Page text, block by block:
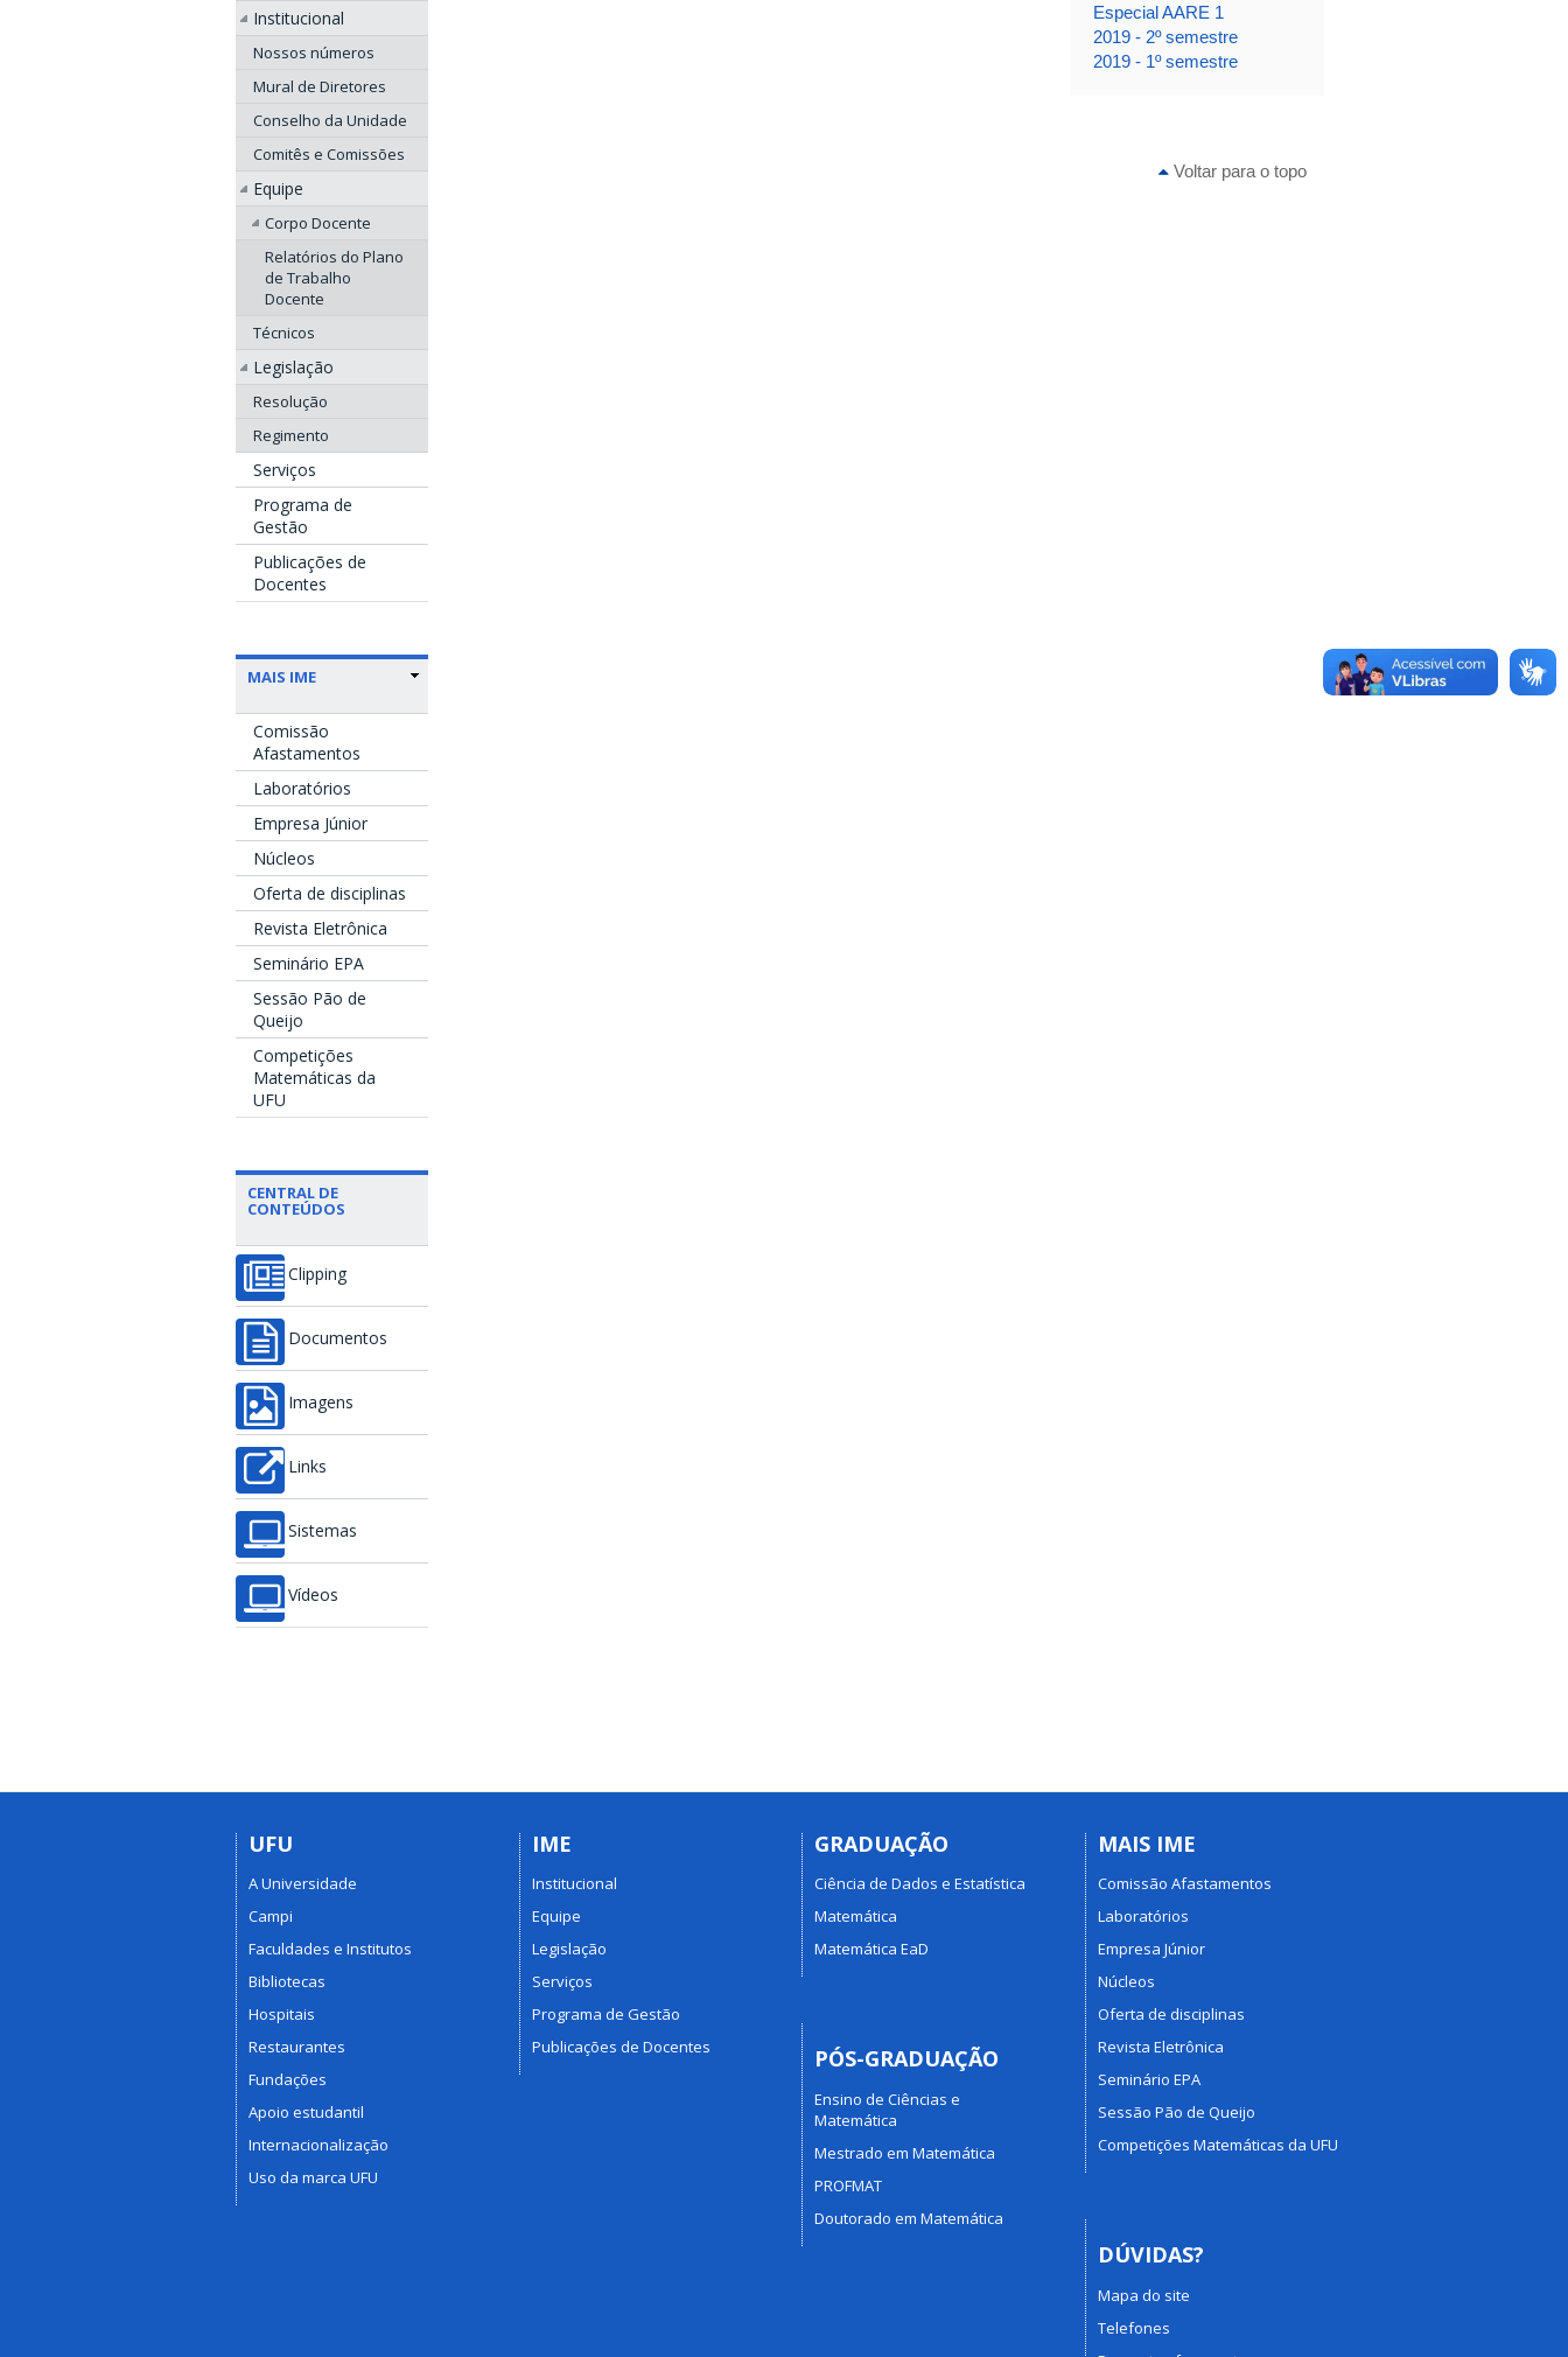
Institucional
Nossos números
Mural de Diretores
Conselho da Unidade
Comitês e Comissões
Equipe
Corpo Docente
Relatórios do Plano
de Trabalho
Docente
Técnicos
Legislação
Resolução
Regimento
Serviços
Programa de
Gestão
Publicações de
Docentes
MAIS IME
Comissão
Afastamentos
Laboratórios
Empresa Júnior
Núcleos
Oferta de disciplinas
Revista Eletrônica
Seminário EPA
Sessão Pão de
Queijo
Competições
Matemáticas da
UFU
CENTRAL DE
CONTEÚDOS
Clipping
Documentos
Imagens
Links
Sistemas
Vídeos
Especial AARE 1
2019 - 2º semestre
2019 - 1º semestre
Voltar para o topo
UFU
A Universidade
Campi
Faculdades e Institutos
Bibliotecas
Hospitais
Restaurantes
Fundações
Apoio estudantil
Internacionalização
Uso da marca UFU
IME
Institucional
Equipe
Legislação
Serviços
Programa de Gestão
Publicações de Docentes
GRADUAÇÃO
Ciência de Dados e Estatística
Matemática
Matemática EaD
PÓS-GRADUAÇÃO
Ensino de Ciências e
Matemática
Mestrado em Matemática
PROFMAT
Doutorado em Matemática
MAIS IME
Comissão Afastamentos
Laboratórios
Empresa Júnior
Núcleos
Oferta de disciplinas
Revista Eletrônica
Seminário EPA
Sessão Pão de Queijo
Competições Matemáticas da UFU
DÚVIDAS?
Mapa do site
Telefones